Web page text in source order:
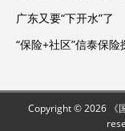
广东又要“下开水”了
“保险+社区”信泰保
Copyright © 2026 《